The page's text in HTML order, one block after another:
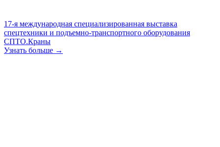
17-я международная специализированная выставка
спецтехники и подъемно-транспортного оборудования
СПТО.Краны
Узнать больше →